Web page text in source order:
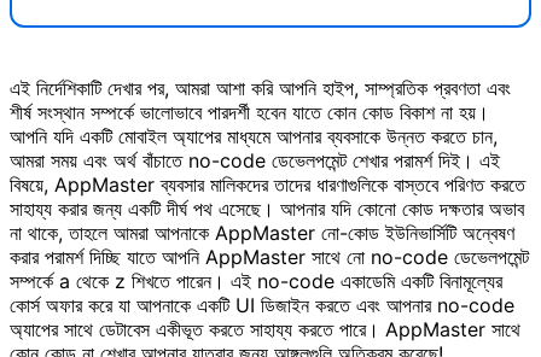
এই নির্দেশিকাটি দেখার পর, আমরা আশা করি আপনি হাইপ, সাম্প্রতিক প্রবণতা এবং
শীর্ষ সংস্থান সম্পর্কে ভালোভাবে পারদর্শী হবেন যাতে কোন কোড বিকাশ না হয়।
আপনি যদি একটি মোবাইল অ্যাপের মাধ্যমে আপনার ব্যবসাকে উন্নত করতে চান,
আমরা সময় এবং অর্থ বাঁচাতে no-code ডেভেলপমেন্ট শেখার পরামর্শ দিই। এই
বিষয়ে, AppMaster ব্যবসার মালিকদের তাদের ধারণাগুলিকে বাস্তবে পরিণত করতে
সাহায্য করার জন্য একটি দীর্ঘ পথ এসেছে। আপনার যদি কোনো কোড দক্ষতার অভাব
না থাকে, তাহলে আমরা আপনাকে AppMaster নো-কোড ইউনিভার্সিটি অন্বেষণ
করার পরামর্শ দিচ্ছি যাতে আপনি AppMaster সাথে নো no-code ডেভেলপমেন্ট
সম্পর্কে a থেকে z শিখতে পারেন। এই no-code একাডেমি একটি বিনামূল্যের
কোর্স অফার করে যা আপনাকে একটি UI ডিজাইন করতে এবং আপনার no-code
অ্যাপের সাথে ডেটাবেস একীভূত করতে সাহায্য করতে পারে। AppMaster সাথে